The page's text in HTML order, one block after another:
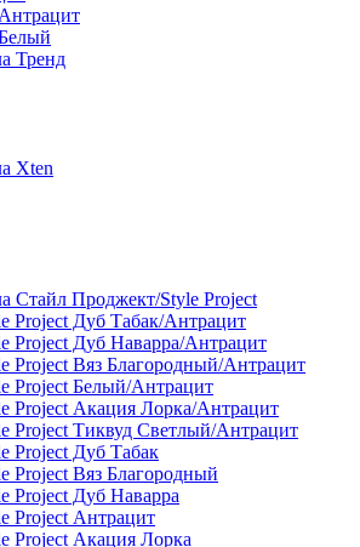
Тренд
Xten
Стайл Проджект/Style Project
Project Дуб Табак/Антрацит
Project Дуб Наварра/Антрацит
Project Вяз Благородный/Антрацит
Project Белый/Антрацит
Project Акация Лорка/Антрацит
Project Тиквуд Светлый/Антрацит
Project Дуб Табак
Project Вяз Благородный
Project Дуб Наварра
Project Антрацит
Project Акация Лорка